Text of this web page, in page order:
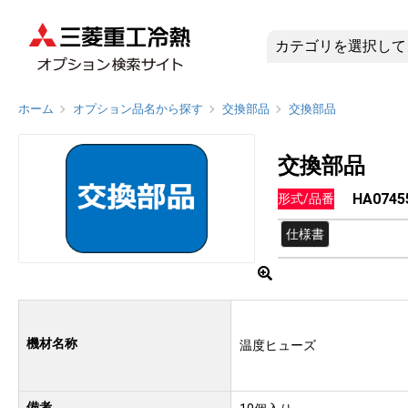
ホーム オプション品名から探す 交換部品 交換部品
交換部品
形式/品番
仕様書
機材名称 温度ヒューズ